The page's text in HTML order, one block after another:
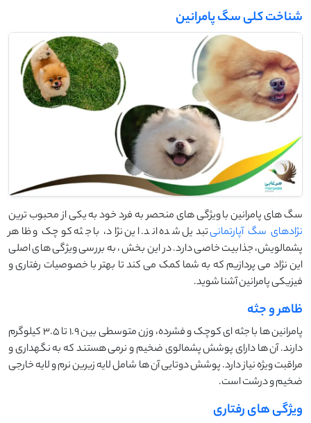
شناخت کلی سگ پامرانین
سگ‌ های پامرانین با ویژگی ‌های منحصر به فرد خود به یکی از محبوب ‌ترین
نژادهای سگ آپارتمانیتبدیل شده ‌اند. این نژاد، با جثه کوچک و ظاهر
پشمالویش، جذابیت خاصی دارد. در این بخش، به بررسی ویژگی ‌های اصلی
این نژاد می‌ پردازیم که به شما کمک می کند تا بهتر با خصوصیات رفتاری و
فیزیکی پامرانین آشنا شوید.
ظاهر و جثه
پامرانین ‌ها با جثه ‌ای کوچک و فشرده، وزن متوسطی بین ۱.۹ تا ۳.۵ کیلوگرم
دارند. آن ‌ها دارای پوشش پشمالوی ضخیم و نرمی هستند که به نگهداری و
مراقبت ویژه نیاز دارد. پوشش دوتایی آن‌ ها شامل لایه زیرین نرم و لایه خارجی
ضخیم و درشت است.
ویژگی های رفتاری